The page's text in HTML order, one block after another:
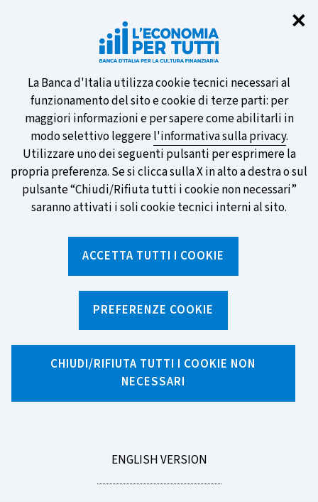
✕
Informativa
sui
cookie
La Banca d'Italia utilizza cookie tecnici necessari al
funzionamento del sito e cookie di terze parti: per
maggiori informazioni e per sapere come abilitarli in
modo selettivo leggerel'informativa sulla privacy.
Utilizzare uno dei seguenti pulsanti per esprimere la
propria preferenza. Se si clicca sulla X in alto a destra o sul
pulsante “Chiudi/Rifiuta tutti i cookie non necessari”
saranno attivati i soli cookie tecnici interni al sito.
ACCETTA TUTTI I COOKIE
PREFERENZE COOKIE
CHIUDI/RIFIUTA TUTTI I COOKIE NON
NECESSARI
GO
ENGLISH VERSION
Partecipa al sondaggio della BCE
sulle nuove banconote e vota la tua
preferita!
SCOPRI DI PIÙ
Facebook
LinkedinWhatsApp
Email
CULTURA FINANZIARIA